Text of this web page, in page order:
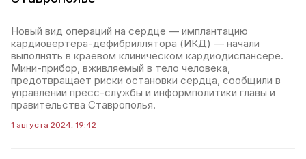
Новый вид операций на сердце — имплантацию
кардиовертера-дефибриллятора (ИКД) — начали
выполнять в краевом клиническом кардиодиспансере.
Мини-прибор, вживляемый в тело человека,
предотвращает риски остановки сердца, сообщили в
управлении пресс-службы и информполитики главы и
правительства Ставрополья.
1 августа 2024, 19:42